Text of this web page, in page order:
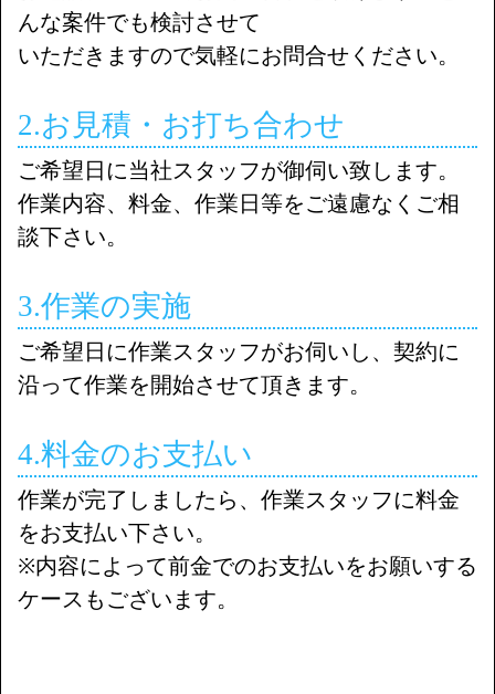
んな案件でも検討させて
いただきますので気軽にお問合せください。
2.お見積・お打ち合わせ
ご希望日に当社スタッフが御伺い致します。
作業内容、料金、作業日等をご遠慮なくご相
談下さい。
3.作業の実施
ご希望日に作業スタッフがお伺いし、契約に
沿って作業を開始させて頂きます。
4.料金のお支払い
作業が完了しましたら、作業スタッフに料金
をお支払い下さい。
※内容によって前金でのお支払いをお願いする
ケースもございます。